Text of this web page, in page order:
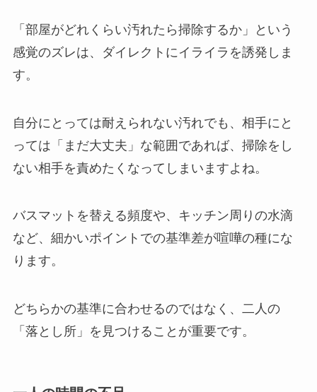
「部屋がどれくらい汚れたら掃除するか」という
感覚のズレは、ダイレクトにイライラを誘発しま
す。
自分にとっては耐えられない汚れでも、相手にと
っては「まだ大丈夫」な範囲であれば、掃除をし
ない相手を責めたくなってしまいますよね。
バスマットを替える頻度や、キッチン周りの水滴
など、細かいポイントでの基準差が喧嘩の種にな
ります。
どちらかの基準に合わせるのではなく、二人の
「落とし所」を見つけることが重要です。